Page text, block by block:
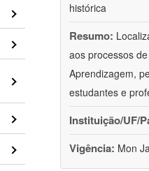
histórica
Resumo:
aos processos
Aprendizagem,
estudantes e
Instituição/UF/
Vigência: Mon